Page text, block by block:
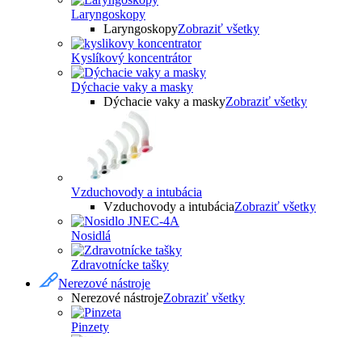
Laryngoskopy
LaryngoskopyZobraziť všetky
Kyslíkový koncentrátor
Dýchacie vaky a masky
Dýchacie vaky a maskyZobraziť všetky
Vzduchovody a intubácia
Vzduchovody a intubáciaZobraziť všetky
Nosidlá
Zdravotnícke tašky
Nerezové nástroje
Nerezové nástrojeZobraziť všetky
Pinzety